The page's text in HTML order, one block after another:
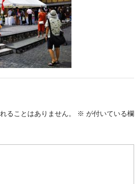
ることはありません。
※ が付いている欄